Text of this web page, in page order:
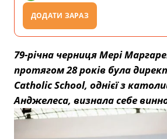
ДОДАТИ ЗАРАЗ
79-річна черниця Мері
протягом 28 років була
Catholic School, однієї з
Анджелеса, визнала себе